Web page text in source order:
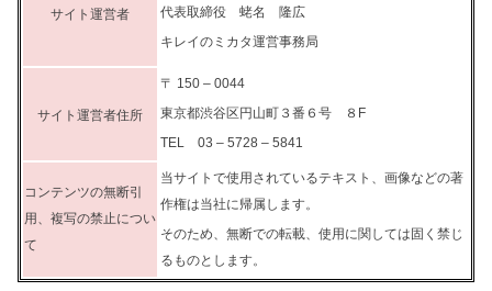
サイト運営者
代表取締役 蛯名 隆広
キレイのミカタ運営事務局
サイト運営者住所
〒 150 – 0044
東京都渋谷区円山町３番６号 ８F
TEL 03 – 5728 – 5841
コンテンツの無断引
用、複写の禁止につい
て
当サイトで使用されているテキスト、画像などの著
作権は当社に帰属します。
そのため、無断での転載、使用に関しては固く禁じ
るものとします。